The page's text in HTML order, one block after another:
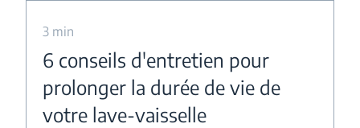
3 min
6 conseils d'entretien pour
prolonger la durée de vie de
votre lave-vaisselle